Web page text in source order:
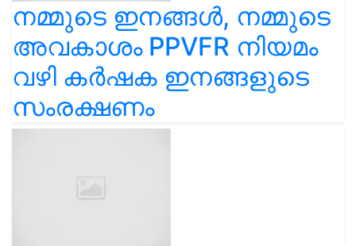
നമ്മുടെ ഇനങ്ങൾ, നമ്മുടെ
അവകാശം PPVFR നിയമം
വഴി കർഷക ഇനങ്ങളുടെ
സംരക്ഷണം